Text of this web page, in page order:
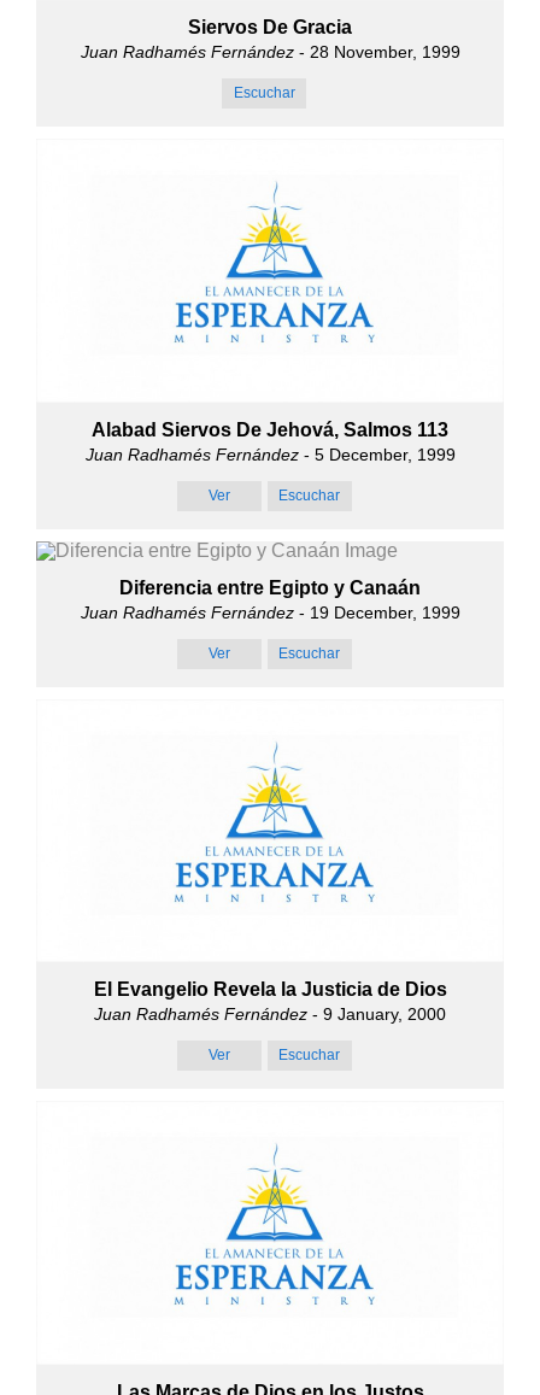
Siervos De Gracia
Juan Radhamés Fernández- 28 November, 1999
Escuchar
Alabad Siervos De Jehová, Salmos 113
Juan Radhamés Fernández- 5 December, 1999
Ver Escuchar
Diferencia entre Egipto y Canaán
Juan Radhamés Fernández- 19 December, 1999
Ver Escuchar
El Evangelio Revela la Justicia de Dios
Juan Radhamés Fernández - 9 January, 2000
Ver Escuchar